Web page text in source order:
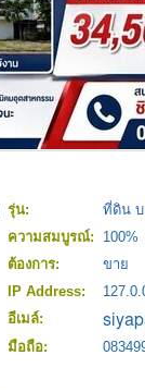
รุ่น:
ที่ดิน บ
ความสมบูรณ์:
100%
ต้องการ:
ขาย
IP Address:
อีเมล์:
มือถือ: